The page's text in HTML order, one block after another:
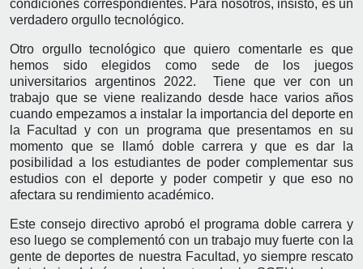
condiciones correspondientes. Para nosotros, insisto, es un
verdadero orgullo tecnológico.
Otro orgullo tecnológico que quiero comentarle es que
hemos sido elegidos como sede de los juegos
universitarios argentinos 2022. Tiene que ver con un
trabajo que se viene realizando desde hace varios años
cuando empezamos a instalar la importancia del deporte en
la Facultad y con un programa que presentamos en su
momento que se llamó doble carrera y que es dar la
posibilidad a los estudiantes de poder complementar sus
estudios con el deporte y poder competir y que eso no
afectara su rendimiento académico.
Este consejo directivo aprobó el programa doble carrera y
eso luego se complementó con un trabajo muy fuerte con la
gente de deportes de nuestra Facultad, yo siempre rescato